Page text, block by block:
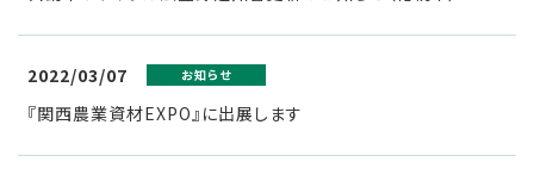
2022/03/07 お知らせ
『関西農業資材EXPO』に出展します